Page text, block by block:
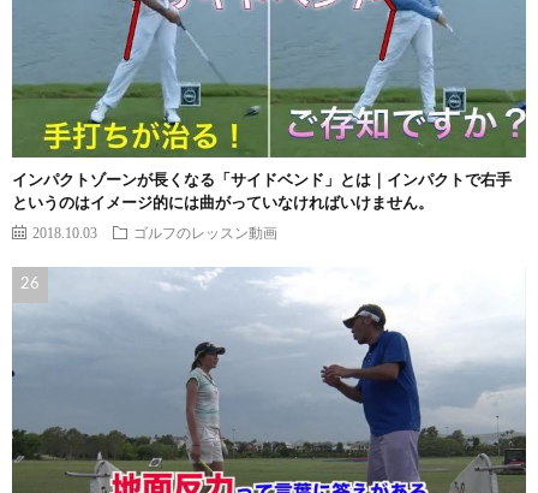
インパクトゾーンが長くなる「サイドベンド」とは｜インパクトで右手
というのはイメージ的には曲がっていなければいけません。
2018.10.03 ゴルフのレッスン動画